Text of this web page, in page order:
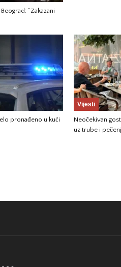
“Zakazani
pronađeno u kući
Vijesti
Neočekivan
uz trube i